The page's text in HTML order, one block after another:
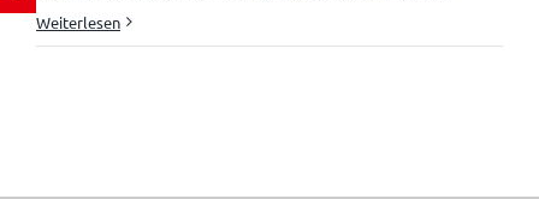
Weiterlesen